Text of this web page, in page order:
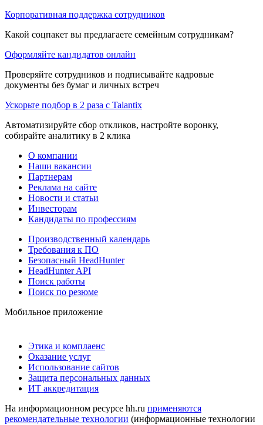
Корпоративная поддержка сотрудников
Какой соцпакет вы предлагаете семейным сотрудникам?
Оформляйте кандидатов онлайн
Проверяйте сотрудников и подписывайте кадровые
документы без бумаг и личных встреч
Ускорьте подбор в 2 раза с Talantix
Автоматизируйте сбор откликов, настройте воронку,
собирайте аналитику в 2 клика
О компании
Наши вакансии
Партнерам
Реклама на сайте
Новости и статьи
Инвесторам
Кандидаты по профессиям
Производственный календарь
Требования к ПО
Безопасный HeadHunter
HeadHunter API
Поиск работы
Поиск по резюме
Мобильное приложение
Этика и комплаенс
Оказание услуг
Использование сайтов
Защита персональных данных
ИТ аккредитация
На информационном ресурсе hh.ru применяются
рекомендательные технологии (информационные технологии